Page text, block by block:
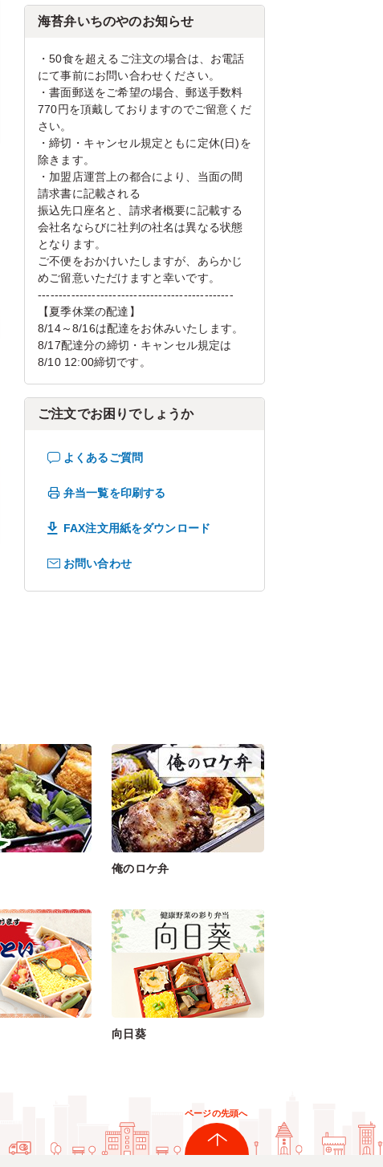
海苔弁いちのやのお知らせ
・50食を超えるご注文の場合は、お電話
にて事前にお問い合わせください。
・書面郵送をご希望の場合、郵送手数料
770円を頂戴しておりますのでご留意くだ
さい。
・締切・キャンセル規定ともに定休(日)を
除きます。
・加盟店運営上の都合により、当面の間
請求書に記載される
振込先口座名と、請求者概要に記載する
会社名ならびに社判の社名は異なる状態
となります。
ご不便をおかけいたしますが、あらかじ
めご留意いただけますと幸いです。
-----------------------------------------------
【夏季休業の配達】
8/14～8/16は配達をお休みいたします。
8/17配達分の締切・キャンセル規定は
8/10 12:00締切です。
ご注文でお困りでしょうか
よくあるご質問
弁当一覧を印刷する
FAX注文用紙をダウンロード
お問い合わせ
俺のロケ弁
向日葵
ページの先頭へ